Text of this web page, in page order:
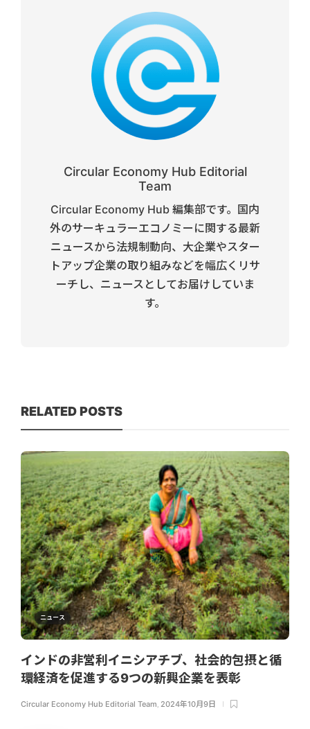
Circular Economy Hub Editorial
Team
Circular Economy Hub 編集部です。国内
外のサーキュラーエコノミーに関する最新
ニュースから法規制動向、大企業やスター
トアップ企業の取り組みなどを幅広くリサ
ーチし、ニュースとしてお届けしていま
す。
RELATED POSTS
ニュース
インドの非営利イニシアチブ、社会的包摂と循
環経済を促進する9つの新興企業を表彰
Circular Economy Hub Editorial Team, 2024年10月9日